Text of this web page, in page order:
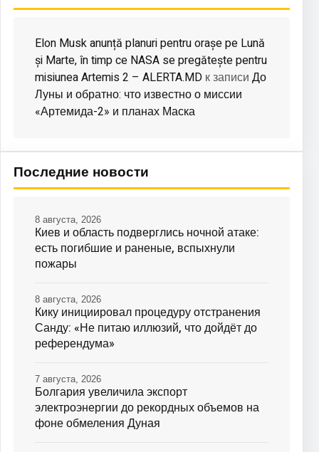
Elon Musk anunță planuri pentru orașe pe Lună
și Marte, în timp ce NASA se pregătește pentru
misiunea Artemis 2 – ALERTA.MD к записи До
Луны и обратно: что известно о миссии
«Артемида-2» и планах Маска
Последние новости
Киев и область подверглись ночной атаке:
есть погибшие и раненые, вспыхнули
пожары
8 августа, 2026
Кику инициировал процедуру отстранения
Санду: «Не питаю иллюзий, что дойдёт до
референдума»
8 августа, 2026
Болгария увеличила экспорт
электроэнергии до рекордных объемов на
фоне обмеления Дуная
7 августа, 2026